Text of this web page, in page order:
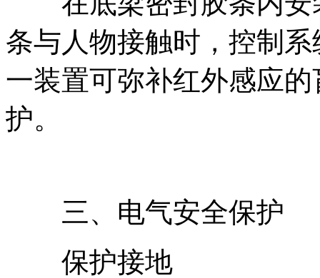
条与人物接触时，控制
一装置可弥补红外感应
护。
三、电气安全保护
保护接地